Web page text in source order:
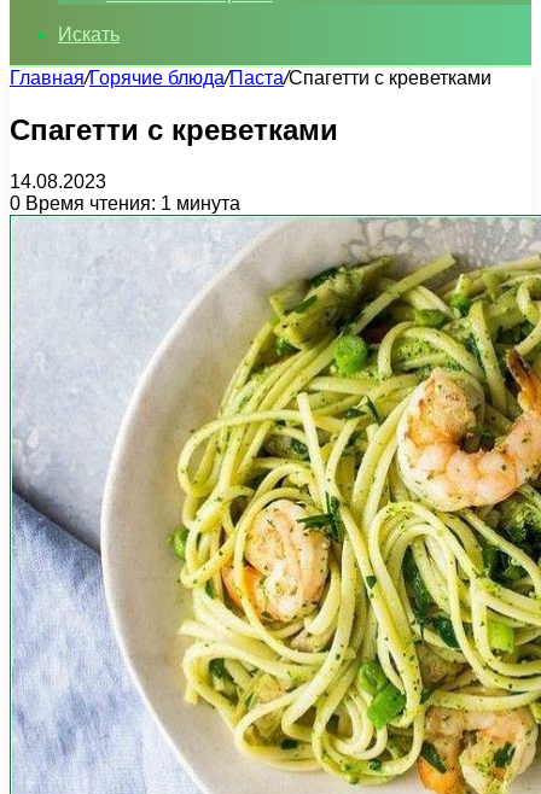
Искать
Главная/Горячие блюда/Паста/Спагетти с креветками
Спагетти с креветками
14.08.2023
0 Время чтения: 1 минута